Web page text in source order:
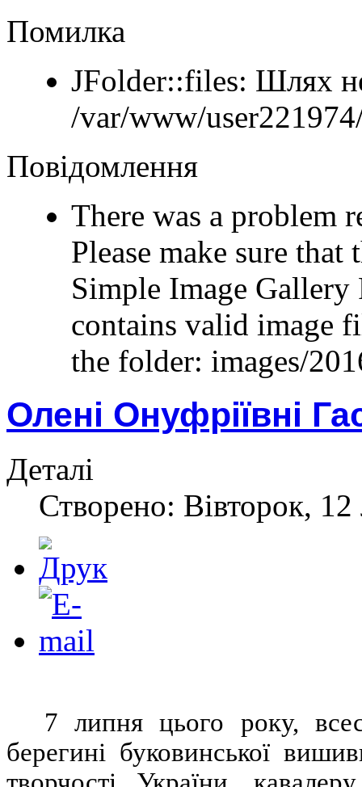
Помилка
JFolder::files: Шлях
/var/www/
Повідомлення
There was a problem
Please make sure
Simple Image Gallery
contains valid image
the folder: images/
Олені Онуфріївні
Деталі
Створено: Вівторок,
7 липня цього року,
берегині буковинської